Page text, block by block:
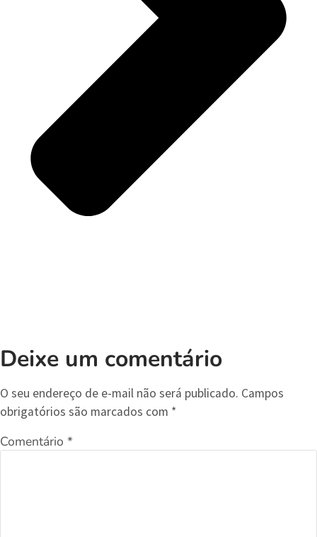
Deixe um comentário
O seu endereço de e-mail não será publicado. Campos
obrigatórios são marcados com *
Comentário *